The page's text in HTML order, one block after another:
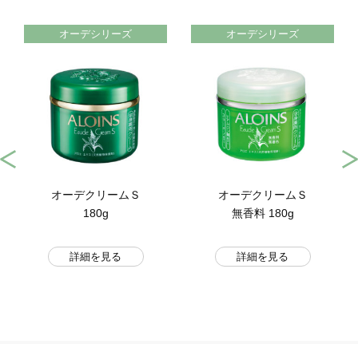
オーデシリーズ
オーデクリームＳ
180g
詳細を見る
オーデシリーズ
オーデクリームＳ
無香料 180g
詳細を見る